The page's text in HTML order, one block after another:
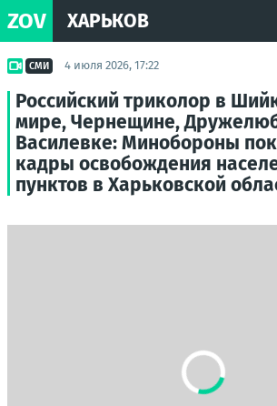
ZOV ХАРЬКОВ
СМИ 4 июля 2026, 17:22
Российский триколор в
мире, Чернещине,
Василевке: Минобороны
кадры освобождения
пунктов в Харьковской